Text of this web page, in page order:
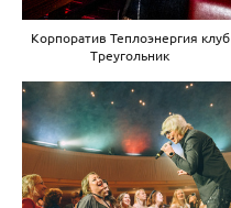
Корпоратив Теплоэнергия клуб
Треугольник